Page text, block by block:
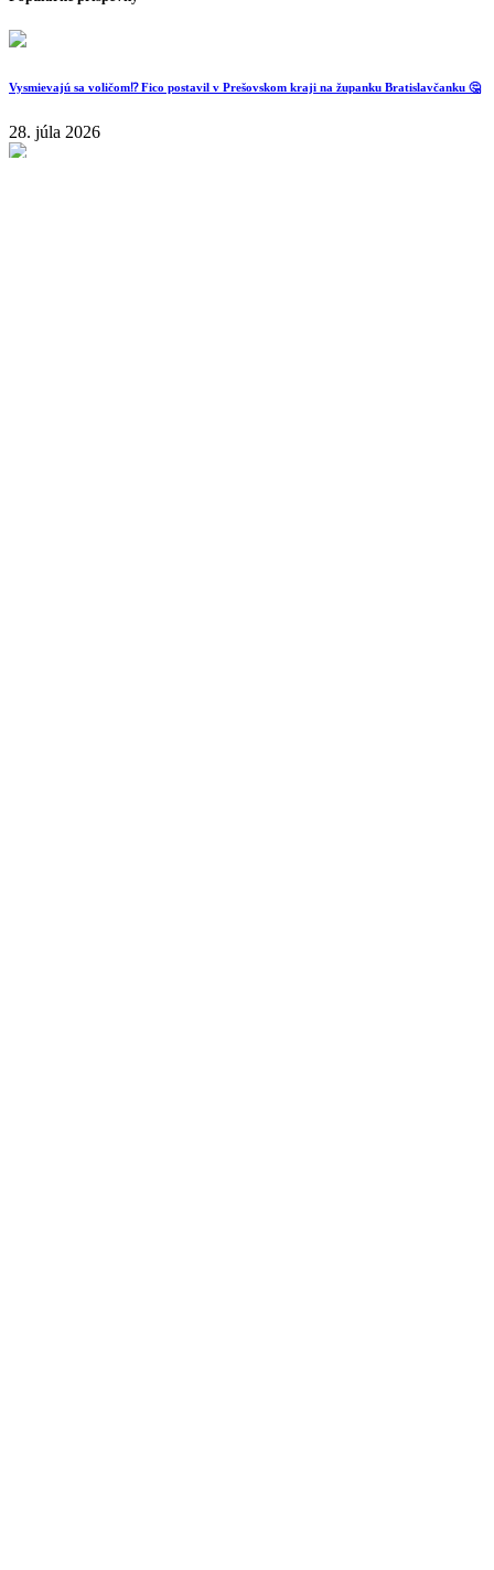
Vysmievajú sa voličom⁉️ Fico postavil v Prešovskom kraji na županku Bratislavčanku 🤔
28. júla 2026